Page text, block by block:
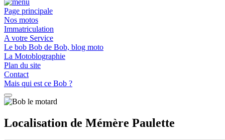
Page principale
Nos motos
Immatriculation
A votre Service
Le bob Bob de Bob, blog moto
La Motoblographie
Plan du site
Contact
Mais qui est ce Bob ?
Localisation de Mémère Paulette